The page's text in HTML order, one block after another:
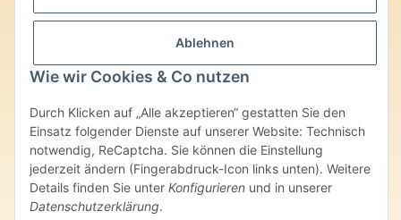
Ablehnen
Wie wir Cookies & Co nutzen
Durch Klicken auf „Alle akzeptieren“ gestatten Sie den
Einsatz folgender Dienste auf unserer Website: Technisch
notwendig, ReCaptcha. Sie können die Einstellung
jederzeit ändern (Fingerabdruck-Icon links unten). Weitere
Details finden Sie unter Konfigurieren und in unserer
Datenschutzerklärung.
Edelsteine und Mineralien werden im esoterischen Bereich
besondere Kräfte und Eigenschaften zugeordnet. Wir weisen
ausdrücklich darauf hin, dass alle gemachten Aussagen bzgl.
heilender Wirkungen (körperlich-seelisch-mental-geistig) einzelner
überlassenen Unterlagen bisher weder medizinisch anerkannt oder
wissenschaftlich nachweisbar sind. Die gemachten Angaben
beruhen ausschließlich auf Überlieferungen und langjähriger
Erfahrung. Unsere Produkte ersetzen nie den Besuch beim Arzt
oder Heilpraktiker und sind auch kein Medikamentenersatz. Auch
stellen unsere Angaben im ärztlichen Sinne keine Diagnose- oder
Therapieform dar.